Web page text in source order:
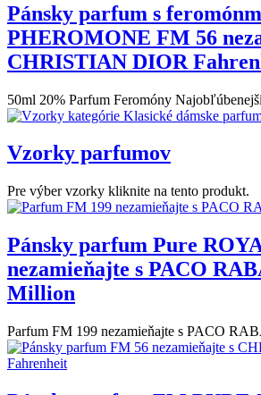
Pánsky parfum s
PHEROMONE FM 56
CHRISTIAN DIOR
50ml 20% Parfum Feromóny
Vzorky parfumov
Pre výber vzorky kliknite na tento produkt.
Pánsky parfum Pure
nezamieňajte s PACO
Million
Parfum FM 199 nezamieňajte s PACO